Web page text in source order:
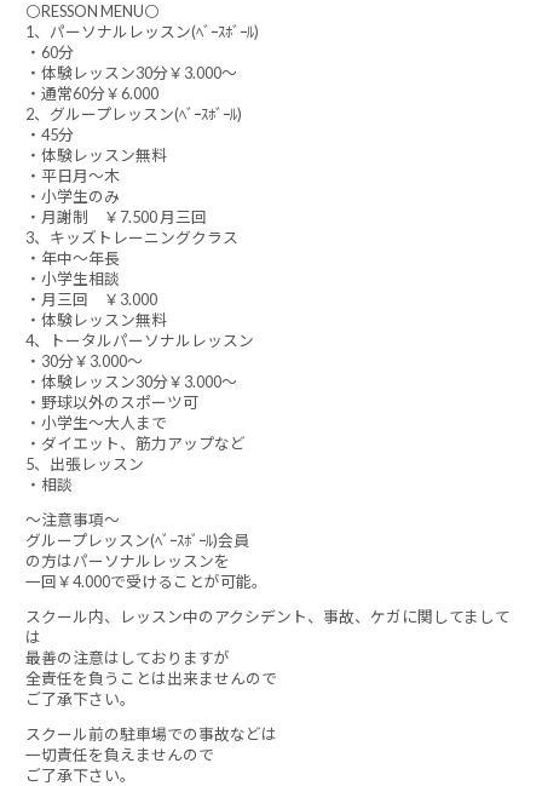
⚪RESSON MENU⚪
1、パーソナルレッスン(ﾍﾞｰｽﾎﾞｰﾙ)
・60分
・体験レッスン30分￥3.000～
・通常60分￥6.000
2、グループレッスン(ﾍﾞｰｽﾎﾞｰﾙ)
・45分
・体験レッスン無料
・平日月～木
・小学生のみ
・月謝制 ￥7.500 月三回
3、キッズトレーニングクラス
・年中～年長
・小学生相談
・月三回 ￥3.000
・体験レッスン無料
4、トータルパーソナルレッスン
・30分￥3.000～
・体験レッスン30分￥3.000～
・野球以外のスポーツ可
・小学生～大人まで
・ダイエット、筋力アップなど
5、出張レッスン
・相談
～注意事項～
グループレッスン(ﾍﾞｰｽﾎﾞｰﾙ)会員
の方はパーソナルレッスンを
一回￥4.000で受けることが可能。
スクール内、レッスン中のアクシデント、事故、ケガに関してまして
は
最善の注意はしておりますが
全責任を負うことは出来ませんので
ご了承下さい。
スクール前の駐車場での事故などは
一切責任を負えませんので
ご了承下さい。